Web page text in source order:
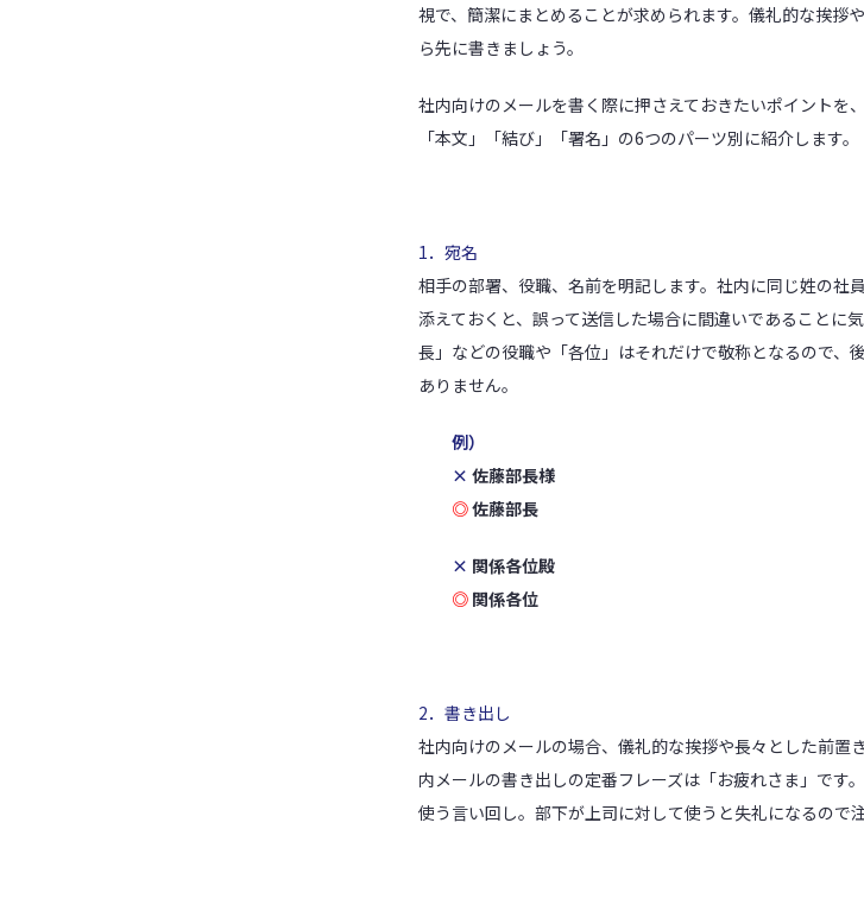
視で、簡潔にまとめることが求められます。儀礼的な挨拶
ら先に書きましょう。
社内向けのメールを書く際に押さえておきたいポイントを
「本文」「結び」「署名」の6つのパーツ別に紹介します。
1．宛名
相手の部署、役職、名前を明記します。社内に同じ姓の社
添えておくと、誤って送信した場合に間違いであることに
長」などの役職や「各位」はそれだけで敬称となるので、
ありません。
例）
× 佐藤部長様
◎佐藤部長
× 関係各位殿
◎ 関係各位
2．書き出し
社内向けのメールの場合、儀礼的な挨拶や長々とした前置
内メールの書き出しの定番フレーズは「お疲れさま」です
使う言い回し。部下が上司に対して使うと失礼になるので